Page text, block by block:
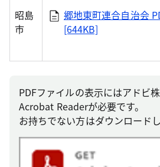
昭島
市
郷地東町連合自治会
[644KB]
PDFファイルの表示にはアドビ
Acrobat Readerが必要です。
お持ちでない方はダウンロード